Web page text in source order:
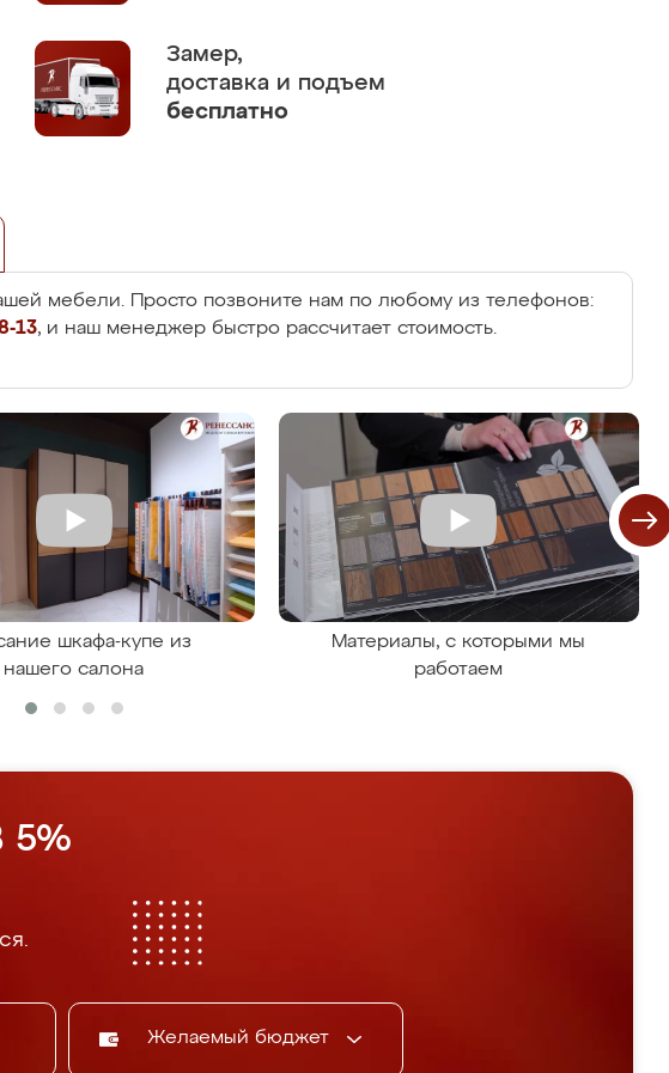
Замер,
доставка и подъем
бесплатно
мебели. Просто позвоните нам по любому из телефонов:
13, и наш менеджер быстро рассчитает стоимость.
шкафа-купе из
нашего салона
Материалы, с которыми мы
работаем
Желаемый бюджет